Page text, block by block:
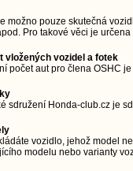
možno pouze skutečná
Pro takové věci je
vložených vozidel a fotek
počet aut pro člena OSHC
sdružení Honda-club.cz je
vozidlo, jehož model
modelu nebo varianty